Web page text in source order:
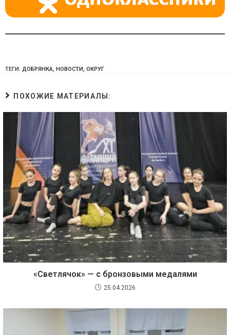
ТЕГИ: ДОБРЯНКА, НОВОСТИ, ОКРУГ
ПОХОЖИЕ МАТЕРИАЛЫ:
«Светлячок» — с бронзовыми медалями
25.04.2026